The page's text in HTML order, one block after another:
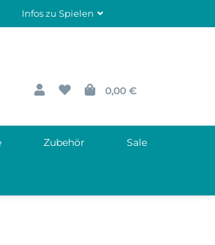
Infos zu Spielen
0,00 €
Zubehör Sale